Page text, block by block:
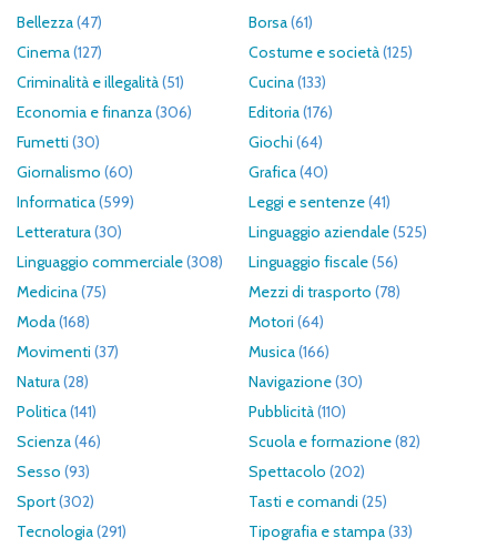
Bellezza(47) Borsa(61)
Cinema(127) Costume e società(125)
Criminalità e illegalità(51) Cucina(133)
Economia e finanza(306) Editoria(176)
Fumetti (30) Giochi (64)
Giornalismo (60) Grafica(40)
Informatica(599) Leggi e sentenze(41)
Letteratura(30) Linguaggio aziendale(525)
Linguaggio commerciale(308) Linguaggio fiscale(56)
Medicina(75) Mezzi di trasporto (78)
Moda(168) Motori (64)
Movimenti (37) Musica(166)
Natura(28) Navigazione(30)
Politica(141) Pubblicità(110)
Scienza(46) Scuola e formazione(82)
Sesso (93) Spettacolo (202)
Sport(302) Tasti e comandi (25)
Tecnologia(291) Tipografia e stampa(33)